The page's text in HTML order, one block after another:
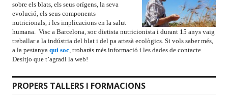
sobre els blats, els seus orígens, la seva
evolució, els seus components
nutricionals, i les implicacions en la salut
humana. Visc a Barcelona, soc dietista nutricionista i durant 15 anys vaig
treballar a la indústria del blat i del pa artesà ecològics. Si vols saber més,
a la pestanya qui soc, trobaràs més informació i les dades de contacte.
Desitjo que t’agradi la web!
PROPERS TALLERS I FORMACIONS